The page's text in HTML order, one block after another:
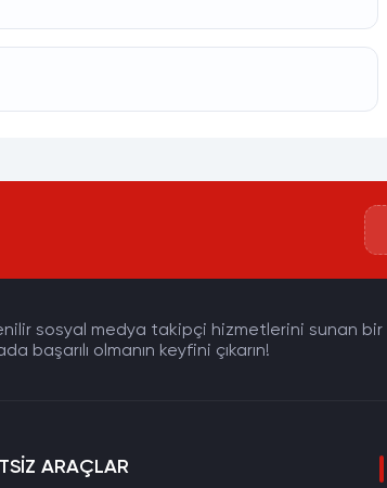
sosyal medya takipçi hizmetlerini sunan bir
başarılı olmanın keyfini çıkarın!
ARAÇLAR